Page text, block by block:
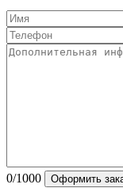
0/1000 Оформить